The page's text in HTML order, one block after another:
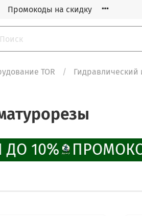
Промокоды на скидку
TOR Гидравлический
ДО 10%